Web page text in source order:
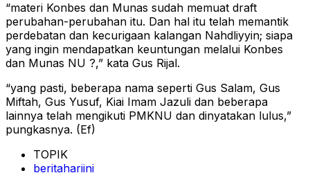
“materi Konbes dan Munas sudah memuat draft
perubahan-perubahan itu. Dan hal itu telah memantik
perdebatan dan kecurigaan kalangan Nahdliyyin; siapa
yang ingin mendapatkan keuntungan melalui Konbes
dan Munas NU ?,” kata Gus Rijal.
“yang pasti, beberapa nama seperti Gus Salam, Gus
Miftah, Gus Yusuf, Kiai Imam Jazuli dan beberapa
lainnya telah mengikuti PMKNU dan dinyatakan lulus,”
pungkasnya. (Ef)
TOPIK
beritahariini